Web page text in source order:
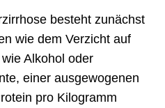
besteht zunächst
wie dem Verzicht auf
Alkohol oder
einer ausgewogenen
pro Kilogramm